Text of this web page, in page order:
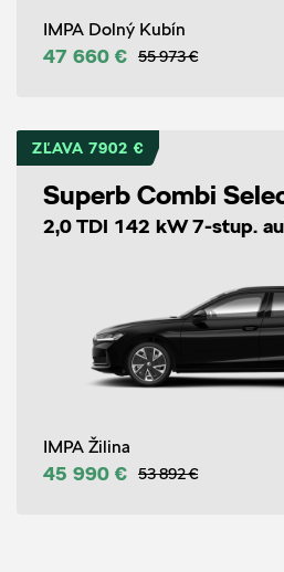
IMPA Dolný Kubín
47 660 € 55 973 €
ZĽAVA 7902 €
Superb Combi
2,0 TDI 142 kW 7-stup.
IMPA Žilina
45 990 € 53 892 €